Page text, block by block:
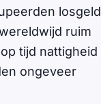
losgeld
ruim
tijd nattigheid
ongeveer